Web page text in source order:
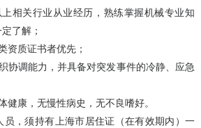
关行业从业经历，熟练掌握机械专业知
了解；
质证书者优先；
调能力，并具备对突发事件的冷静、应急
康，无慢性病史，无不良嗜好。
，须持有上海市居住证（在有效期内）一